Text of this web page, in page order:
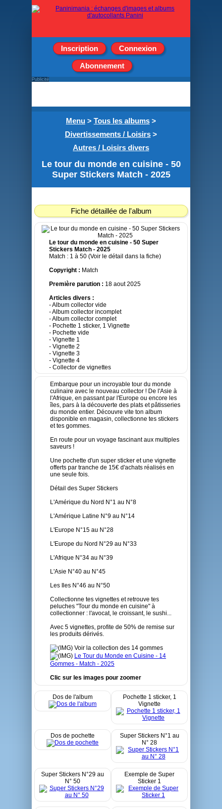
Inscription Connexion
Abonnement
Menu > Tous les albums >
Divertissements / Loisirs >
Autres / Loisirs divers
Le tour du monde en cuisine - 50
Super Stickers Match - 2025
Fiche détaillée de l'album
Le tour du monde en cuisine - 50 Super
Stickers Match - 2025
Match : 1 à 50 (Voir le détail dans la fiche)
Copyright : Match
Première parution : 18 aout 2025
Articles divers :
- Album collector vide
- Album collector incomplet
- Album collector complet
- Pochette 1 sticker, 1 Vignette
- Pochette vide
- Vignette 1
- Vignette 2
- Vignette 3
- Vignette 4
- Collector de vignettes
Embarque pour un incroyable tour du monde
culinaire avec le nouveau collector ! De l'Asie à
l'Afrique, en passant par l'Europe ou encore les
îles, pars à la découverte des plats et pâtisseries
du monde entier. Découvre vite ton album
disponible en magasin, collectionne tes stickers
et tes gommes.
En route pour un voyage fascinant aux multiples
saveurs !
Une pochette d'un super sticker et une vignette
offerts par tranche de 15€ d'achats réalisés en
une seule fois.
Détail des Super Stickers
L'Amérique du Nord N°1 au N°8
L'Amérique Latine N°9 au N°14
L'Europe N°15 au N°28
L'Europe du Nord N°29 au N°33
L'Afrique N°34 au N°39
L'Asie N°40 au N°45
Les Iles N°46 au N°50
Collectionne tes vignettes et retrouve tes
peluches "Tour du monde en cuisine" à
collectionner : l'avocat, le croissant, le sushi...
Avec 5 vignettes, profite de 50% de remise sur
les produits dérivés.
Voir la collection des 14 gommes
Le Tour du Monde en Cuisine - 14
Gommes - Match - 2025
Clic sur les images pour zoomer
Dos de l'album
Pochette 1 sticker, 1
Vignette
Dos de pochette
Super Stickers N°1 au
N° 28
Super Stickers N°29 au
N° 50
Exemple de Super
Sticker 1
Publicité